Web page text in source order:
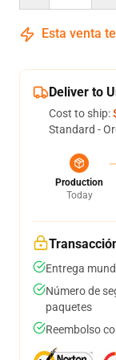
Esta venta
Deliver to
Cost to ship:
Standard -
Production
Today
Entrega
Número de
paquetes
Reembolso